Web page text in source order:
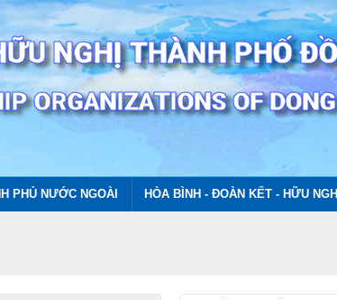
PHỦ NƯỚC NGOÀI HÒA BÌNH - ĐOÀN KẾT - HỮU NGHỊ